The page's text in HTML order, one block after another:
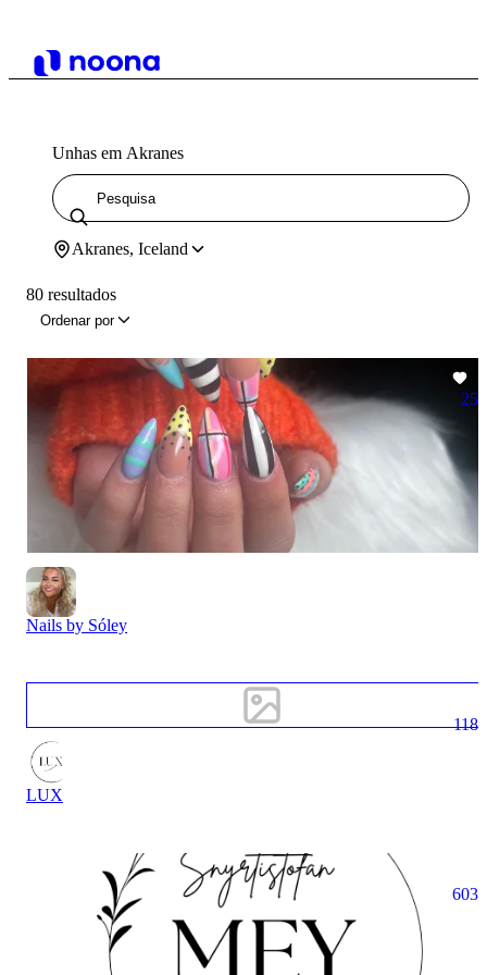
Unhas em Akranes
Akranes, Iceland
80 resultados
Ordenar por
25
Nails by Sóley
118
LUX
603